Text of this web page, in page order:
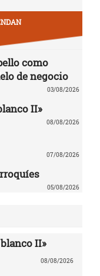
como
de negocio
03/08/2026
II»
08/08/2026
07/08/2026
05/08/2026
II»
08/08/2026